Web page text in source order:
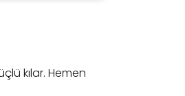
kılar. Hemen